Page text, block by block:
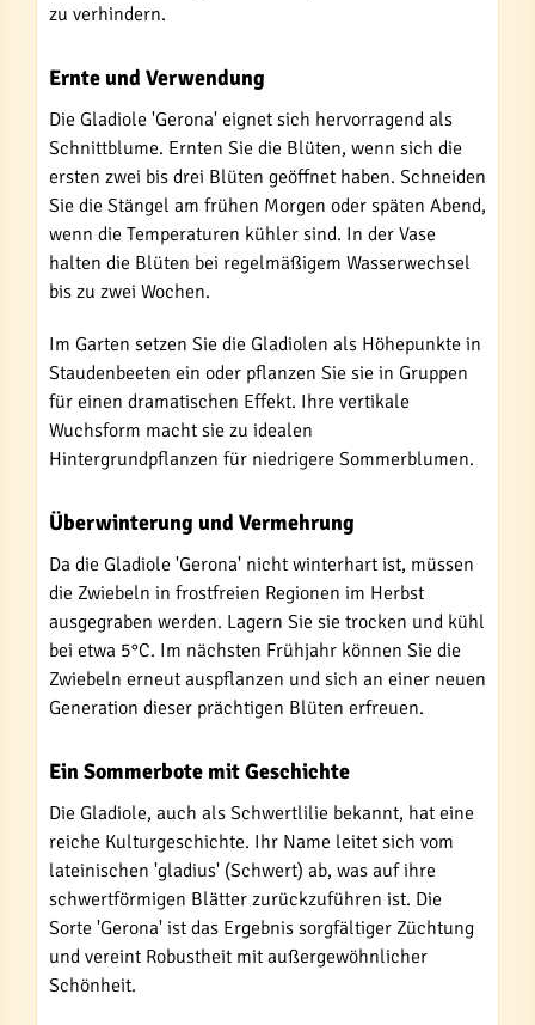
zu verhindern.
Ernte und Verwendung
Die Gladiole 'Gerona' eignet sich hervorragend als
Schnittblume. Ernten Sie die Blüten, wenn sich die
ersten zwei bis drei Blüten geöffnet haben. Schneiden
Sie die Stängel am frühen Morgen oder späten Abend,
wenn die Temperaturen kühler sind. In der Vase
halten die Blüten bei regelmäßigem Wasserwechsel
bis zu zwei Wochen.
Im Garten setzen Sie die Gladiolen als Höhepunkte in
Staudenbeeten ein oder pflanzen Sie sie in Gruppen
für einen dramatischen Effekt. Ihre vertikale
Wuchsform macht sie zu idealen
Hintergrundpflanzen für niedrigere Sommerblumen.
Überwinterung und Vermehrung
Da die Gladiole 'Gerona' nicht winterhart ist, müssen
die Zwiebeln in frostfreien Regionen im Herbst
ausgegraben werden. Lagern Sie sie trocken und kühl
bei etwa 5°C. Im nächsten Frühjahr können Sie die
Zwiebeln erneut auspflanzen und sich an einer neuen
Generation dieser prächtigen Blüten erfreuen.
Ein Sommerbote mit Geschichte
Die Gladiole, auch als Schwertlilie bekannt, hat eine
reiche Kulturgeschichte. Ihr Name leitet sich vom
lateinischen 'gladius' (Schwert) ab, was auf ihre
schwertförmigen Blätter zurückzuführen ist. Die
Sorte 'Gerona' ist das Ergebnis sorgfältiger Züchtung
und vereint Robustheit mit außergewöhnlicher
Schönheit.